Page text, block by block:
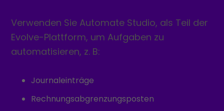
Verwenden Sie Automate Studio, als Teil der
Evolve-Plattform, um Aufgaben zu
automatisieren, z. B:
Journaleinträge
Rechnungsabgrenzungsposten